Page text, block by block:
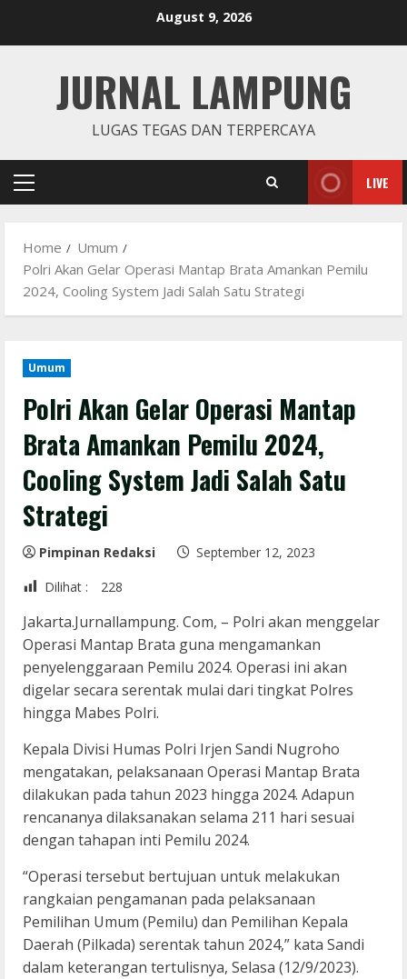
August 9, 2026
JURNAL LAMPUNG
LUGAS TEGAS DAN TERPERCAYA
Primary
LIVE
Home
Umum
Polri Akan Gelar Operasi Mantap Brata Amankan Pemilu
2024, Cooling System Jadi Salah Satu Strategi
Umum
Polri Akan Gelar Operasi Mantap
Brata Amankan Pemilu 2024,
Cooling System Jadi Salah Satu
Strategi
Pimpinan Redaksi
September 12, 2023
Dilihat :
228
Jakarta.Jurnallampung. Com, – Polri akan menggelar
Operasi Mantap Brata guna mengamankan
penyelenggaraan Pemilu 2024. Operasi ini akan
digelar secara serentak mulai dari tingkat Polres
hingga Mabes Polri.
Kepala Divisi Humas Polri Irjen Sandi Nugroho
mengatakan, pelaksanaan Operasi Mantap Brata
dilakukan pada tahun 2023 hingga 2024. Adapun
rencananya dilaksanakan selama 211 hari sesuai
dengan tahapan inti Pemilu 2024.
“Operasi tersebut bertujuan untuk melakukan
rangkaian pengamanan pada pelaksanaan
Pemilihan Umum (Pemilu) dan Pemilihan Kepala
Daerah (Pilkada) serentak tahun 2024,” kata Sandi
dalam keterangan tertulisnya, Selasa (12/9/2023).